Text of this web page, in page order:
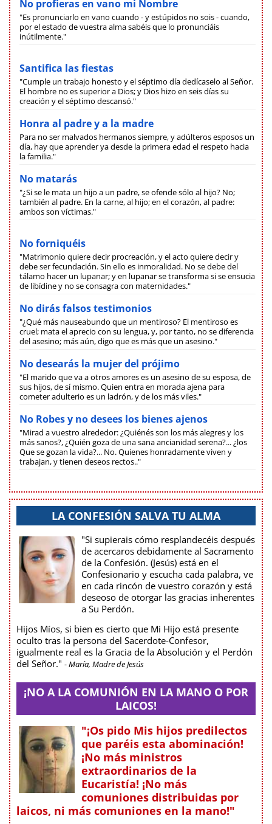
No profieras en vano mi Nombre
"Es pronunciarlo en vano cuando - y estúpidos no sois - cuando,
por el estado de vuestra alma sabéis que lo pronunciáis
inútilmente."
Santifica las fiestas
"Cumple un trabajo honesto y el séptimo día dedícaselo al Señor.
El hombre no es superior a Dios; y Dios hizo en seis días su
creación y el séptimo descansó."
Honra al padre y a la madre
Para no ser malvados hermanos siempre, y adúlteros esposos un
día, hay que aprender ya desde la primera edad el respeto hacia
la familia."
No matarás
"¿Si se le mata un hijo a un padre, se ofende sólo al hijo? No;
también al padre. En la carne, al hijo; en el corazón, al padre:
ambos son víctimas."
No forniquéis
"Matrimonio quiere decir procreación, y el acto quiere decir y
debe ser fecundación. Sin ello es inmoralidad. No se debe del
tálamo hacer un lupanar; y en lupanar se transforma si se ensucia
de libídine y no se consagra con maternidades."
No dirás falsos testimonios
"¿Qué más nauseabundo que un mentiroso? El mentiroso es
cruel; mata el aprecio con su lengua, y, por tanto, no se diferencia
del asesino; más aún, digo que es más que un asesino."
No desearás la mujer del prójimo
"El marido que va a otros amores es un asesino de su esposa, de
sus hijos, de sí mismo. Quien entra en morada ajena para
cometer adulterio es un ladrón, y de los más viles."
No Robes y no desees los bienes ajenos
"Mirad a vuestro alrededor: ¿Quiénés son los más alegres y los
más sanos?, ¿Quién goza de una sana ancianidad serena?... ¿los
Que se gozan la vida?... No. Quienes honradamente viven y
trabajan, y tienen deseos rectos.."
LA CONFESIÓN SALVA TU ALMA
"Si supierais cómo resplandecéis después
de acercaros debidamente al Sacramento
de la Confesión. (Jesús) está en el
Confesionario y escucha cada palabra, ve
en cada rincón de vuestro corazón y está
deseoso de otorgar las gracias inherentes
a Su Perdón.
Hijos Míos, si bien es cierto que Mi Hijo está presente
oculto tras la persona del Sacerdote-Confesor,
igualmente real es la Gracia de la Absolución y el Perdón
del Señor." - María, Madre de Jesús
¡NO A LA COMUNIÓN EN LA MANO O POR
LAICOS!
"¡Os pido Mis hijos predilectos
que paréis esta abominación!
¡No más ministros
extraordinarios de la
Eucaristía! ¡No más
comuniones distribuidas por
laicos, ni más comuniones en la mano!"